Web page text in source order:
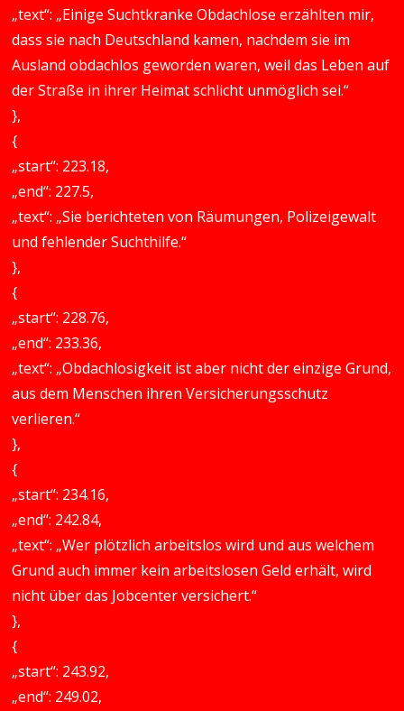
„text“: „Einige Suchtkranke Obdachlose erzählten mir,
dass sie nach Deutschland kamen, nachdem sie im
Ausland obdachlos geworden waren, weil das Leben auf
der Straße in ihrer Heimat schlicht unmöglich sei.“
},
{
„start“: 223.18,
„end“: 227.5,
„text“: „Sie berichteten von Räumungen, Polizeigewalt
und fehlender Suchthilfe.“
},
{
„start“: 228.76,
„end“: 233.36,
„text“: „Obdachlosigkeit ist aber nicht der einzige Grund,
aus dem Menschen ihren Versicherungsschutz
verlieren.“
},
{
„start“: 234.16,
„end“: 242.84,
„text“: „Wer plötzlich arbeitslos wird und aus welchem
Grund auch immer kein arbeitslosen Geld erhält, wird
nicht über das Jobcenter versichert.“
},
{
„start“: 243.92,
„end“: 249.02,